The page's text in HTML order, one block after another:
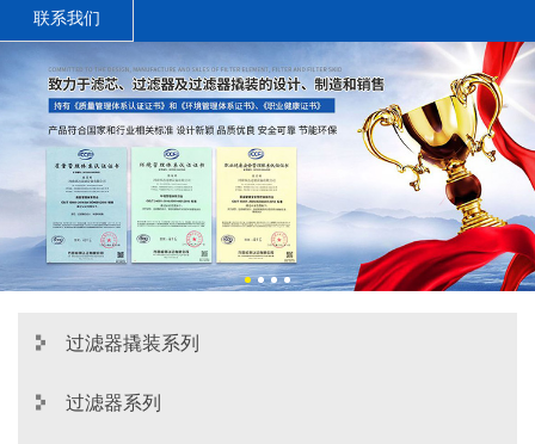
联系我们
过滤器撬装系列
过滤器系列